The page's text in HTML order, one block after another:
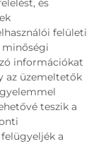
és
felületi
minőségi
információkat
az üzemeltetők
teszik a
a